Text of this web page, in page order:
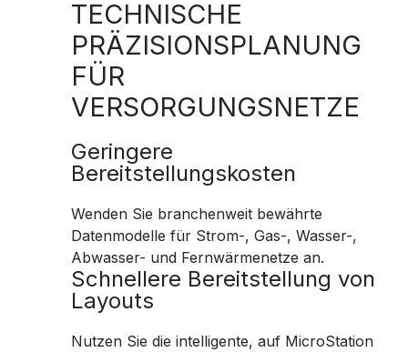
TECHNISCHE
PRÄZISIONSPLANUNG
FÜR
VERSORGUNGSNETZE
Geringere
Bereitstellungskosten
Wenden Sie branchenweit bewährte
Datenmodelle für Strom-, Gas-, Wasser-,
Abwasser- und Fernwärmenetze an.
Schnellere Bereitstellung von
Layouts
Nutzen Sie die intelligente, auf MicroStation